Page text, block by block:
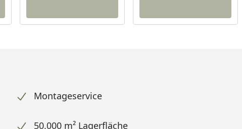
Montageservice
50.000 m² Lagerfläche